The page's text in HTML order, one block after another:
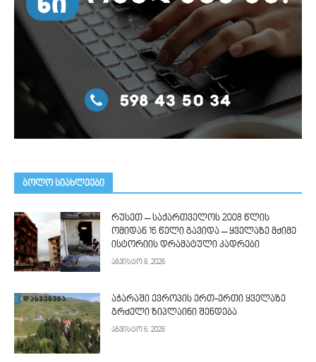
ᲑᲝᲚᲝ ᲡᲘᲐᲮᲚᲔᲔᲑᲘ
რუსეთ – საქართველოს 2008 წლის
ომიდან 16 წელი გავიდა – ყველაზე მძიმე
ისტორიის დრამატული კადრები
აგვისტო 8, 2026
აჭარაში ევროპის ერთ-ერთი ყველაზე
გრძელი ზიპლაინი შენდება
აგვისტო 6, 2026